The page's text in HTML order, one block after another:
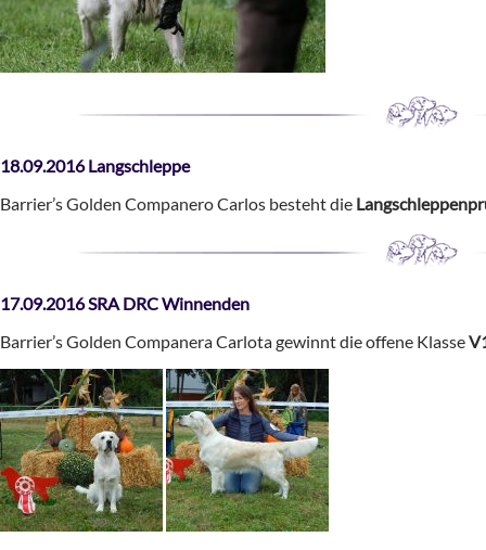
18.09.2016 Langschleppe
Barrier’s Golden Companero Carlos besteht die
17.09.2016 SRA DRC Winnenden
Barrier’s Golden Companera Carlota gewinnt die offene Klasse